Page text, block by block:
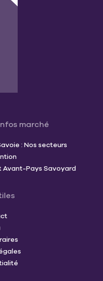
marché
: Nos secteurs
Avant-Pays Savoyard